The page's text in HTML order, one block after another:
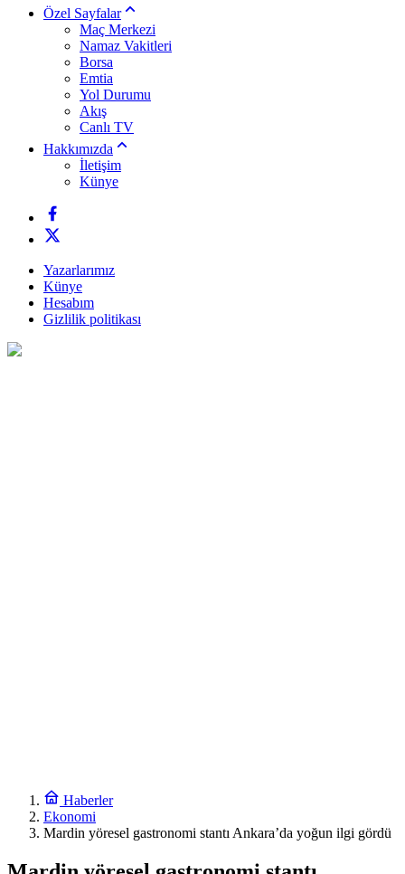
Özel Sayfalar
Maç Merkezi
Namaz Vakitleri
Borsa
Emtia
Yol Durumu
Akış
Canlı TV
Hakkımızda
İletişim
Künye
Yazarlarımız
Künye
Hesabım
Gizlilik politikası
Haberler
Ekonomi
Mardin yöresel gastronomi stantı Ankara’da yoğun ilgi gördü